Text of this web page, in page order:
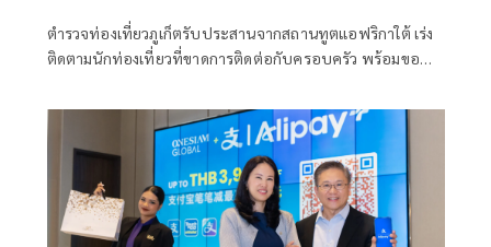
ตำรวจท่องเที่ยวภูเก็ตรับประสานจากสถานทูตแอฟริกาใต้ เร่ง
ติดตามนักท่องเที่ยวที่ขาดการติดต่อกับครอบครัว พร้อมขอ